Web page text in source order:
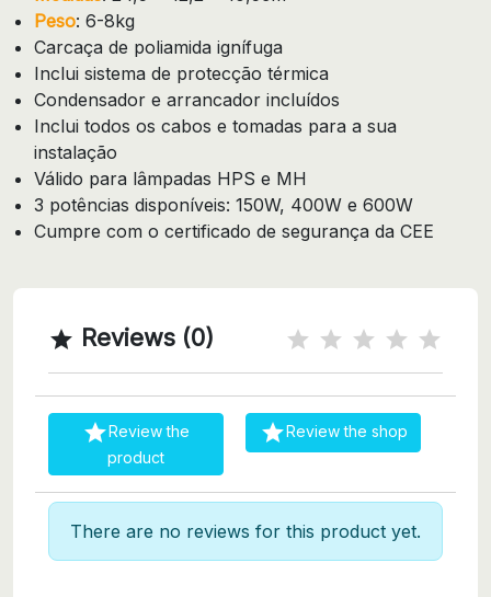
Peso: 6-8kg
Carcaça de poliamida ignífuga
Inclui sistema de protecção térmica
Condensador e arrancador incluídos
Inclui todos os cabos e tomadas para a sua
instalação
Válido para lâmpadas HPS e MH
3 potências disponíveis: 150W, 400W e 600W
Cumpre com o certificado de segurança da CEE
 Reviews (0)
Review the
product
Review the shop
There are no reviews for this product yet.